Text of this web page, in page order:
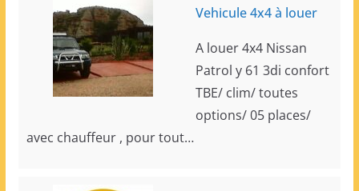
Vehicule 4x4 à louer
A louer 4x4 Nissan
Patrol y 61 3di confort
TBE/ clim/ toutes
options/ 05 places/
avec chauffeur , pour tout…